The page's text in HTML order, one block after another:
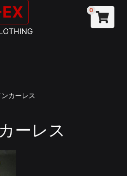
0
ンカーレス
ーレス